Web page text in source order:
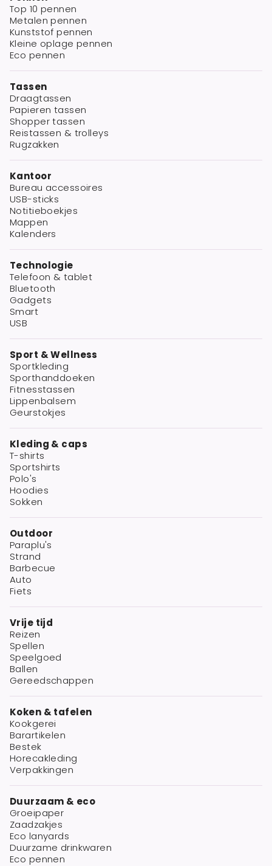
Top 10 pennen
Metalen pennen
Kunststof pennen
Kleine oplage pennen
Eco pennen
Tassen
Draagtassen
Papieren tassen
Shopper tassen
Reistassen & trolleys
Rugzakken
Kantoor
Bureau accessoires
USB-sticks
Notitieboekjes
Mappen
Kalenders
Technologie
Telefoon & tablet
Bluetooth
Gadgets
Smart
USB
Sport & Wellness
Sportkleding
Sporthanddoeken
Fitnesstassen
Lippenbalsem
Geurstokjes
Kleding & caps
T-shirts
Sportshirts
Polo's
Hoodies
Sokken
Outdoor
Paraplu's
Strand
Barbecue
Auto
Fiets
Vrije tijd
Reizen
Spellen
Speelgoed
Ballen
Gereedschappen
Koken & tafelen
Kookgerei
Barartikelen
Bestek
Horecakleding
Verpakkingen
Duurzaam & eco
Groeipaper
Zaadzakjes
Eco lanyards
Duurzame drinkwaren
Eco pennen